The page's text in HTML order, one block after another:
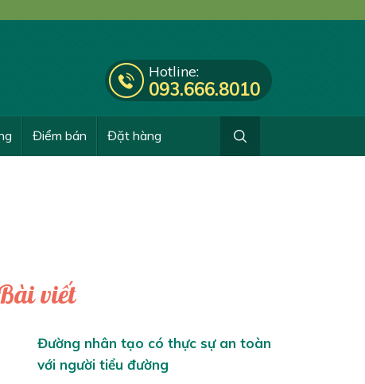
Hotline:
093.666.8010
Điểm bán Đặt hàng
viết
Đường nhân tạo có thực sự an toàn
với người tiểu đường